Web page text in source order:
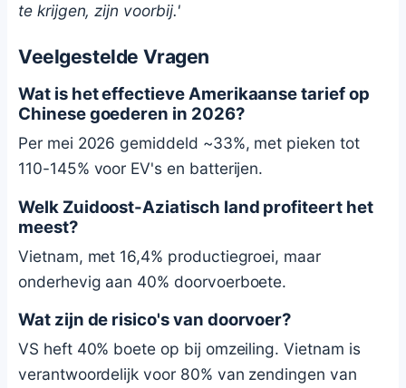
te krijgen, zijn voorbij.'
Veelgestelde Vragen
Wat is het effectieve Amerikaanse tarief op
Chinese goederen in 2026?
Per mei 2026 gemiddeld ~33%, met pieken tot
110-145% voor EV's en batterijen.
Welk Zuidoost-Aziatisch land profiteert het
meest?
Vietnam, met 16,4% productiegroei, maar
onderhevig aan 40% doorvoerboete.
Wat zijn de risico's van doorvoer?
VS heft 40% boete op bij omzeiling. Vietnam is
verantwoordelijk voor 80% van zendingen van